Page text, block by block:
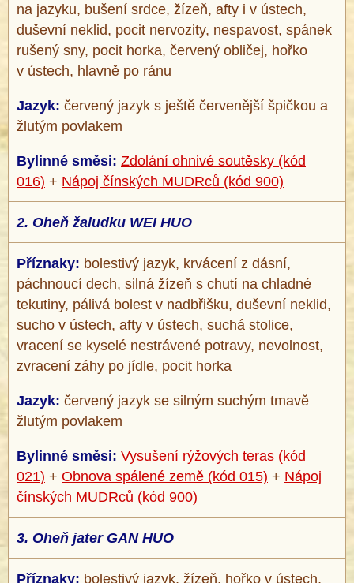
na jazyku, bušení srdce, žízeň, afty i v ústech,
duševní neklid, pocit nervozity, nespavost, spánek
rušený sny, pocit horka, červený obličej, hořko
v ústech, hlavně po ránu
Jazyk: červený jazyk s ještě červenější špičkou a
žlutým povlakem
Bylinné směsi: Zdolání ohnivé soutěsky (kód
016) + Nápoj čínských MUDRců (kód 900)
2. Oheň žaludku WEI HUO
Příznaky: bolestivý jazyk, krvácení z dásní,
páchnoucí dech, silná žízeň s chutí na chladné
tekutiny, pálivá bolest v nadbřišku, duševní neklid,
sucho v ústech, afty v ústech, suchá stolice,
vracení se kyselé nestrávené potravy, nevolnost,
zvracení záhy po jídle, pocit horka
Jazyk: červený jazyk se silným suchým tmavě
žlutým povlakem
Bylinné směsi: Vysušení rýžových teras (kód
021) + Obnova spálené země (kód 015) + Nápoj
čínských MUDRců (kód 900)
3. Oheň jater GAN HUO
Příznaky: bolestivý jazyk, žízeň, hořko v ústech,